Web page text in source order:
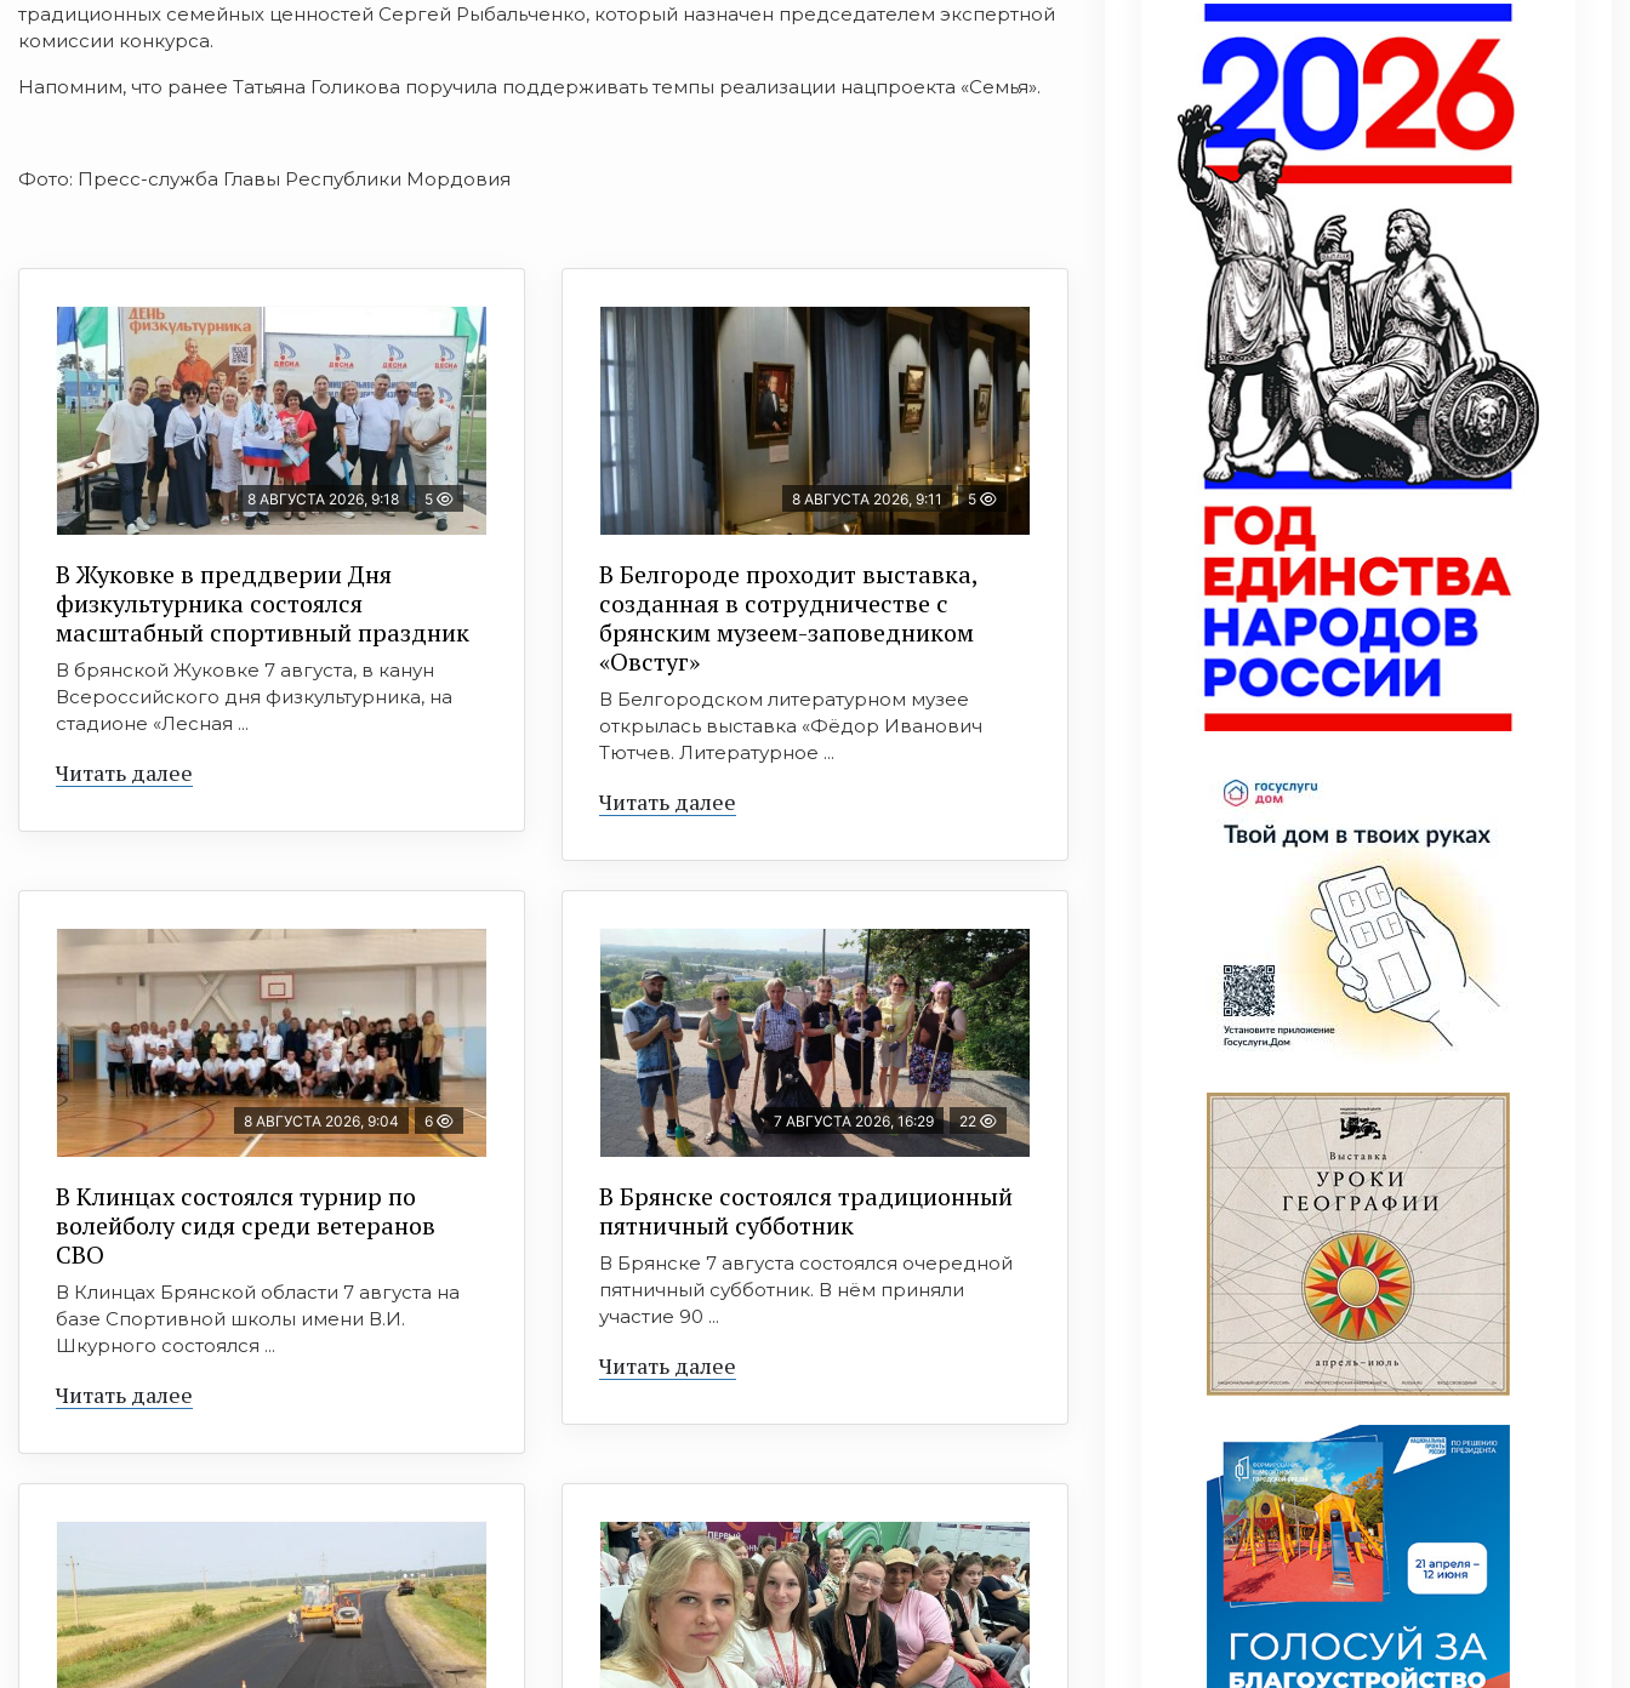
традиционных семейных ценностей Сергей Рыбальченко, который назначен председателем экспертной
комиссии конкурса.
Напомним, что ранее Татьяна Голикова поручила поддерживать темпы реализации нацпроекта «Семья».
Фото: Пресс-служба Главы Республики Мордовия
8 АВГУСТА 2026, 9:18 5
В Жуковке в преддверии Дня
физкультурника состоялся
масштабный спортивный праздник
В брянской Жуковке 7 августа, в канун
Всероссийского дня физкультурника, на
стадионе «Лесная ...
Читать далее
8 АВГУСТА 2026, 9:11 5
В Белгороде проходит выставка,
созданная в сотрудничестве с
брянским музеем-заповедником
«Овстуг»
В Белгородском литературном музее
открылась выставка «Фёдор Иванович
Тютчев. Литературное ...
Читать далее
8 АВГУСТА 2026, 9:04 6
В Клинцах состоялся турнир по
волейболу сидя среди ветеранов
СВО
В Клинцах Брянской области 7 августа на
базе Спортивной школы имени В.И.
Шкурного состоялся ...
Читать далее
7 АВГУСТА 2026, 16:29 22
В Брянске состоялся традиционный
пятничный субботник
В Брянске 7 августа состоялся очередной
пятничный субботник. В нём приняли
участие 90 ...
Читать далее